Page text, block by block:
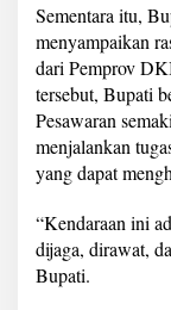
Sementara itu,
menyampaikan
dari Pemprov
tersebut, Bupati
Pesawaran
menjalankan
yang dapat
“Kendaraan ini
dijaga, dirawat,
Bupati.